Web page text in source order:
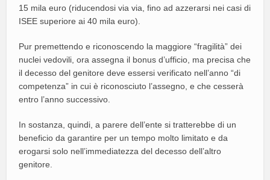
15 mila euro (riducendosi via via, fino ad azzerarsi nei casi di
ISEE superiore ai 40 mila euro).
Pur premettendo e riconoscendo la maggiore “fragilità” dei
nuclei vedovili, ora assegna il bonus d’ufficio, ma precisa che
il decesso del genitore deve essersi verificato nell’anno “di
competenza” in cui è riconosciuto l’assegno, e che cesserà
entro l’anno successivo.
In sostanza, quindi, a parere dell’ente si tratterebbe di un
beneficio da garantire per un tempo molto limitato e da
erogarsi solo nell’immediatezza del decesso dell’altro
genitore.